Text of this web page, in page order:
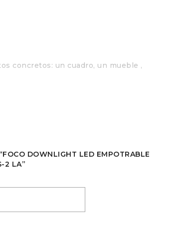
concretos: un cuadro, un mueble ,
DOWNLIGHT LED EMPOTRABLE
2 LA”